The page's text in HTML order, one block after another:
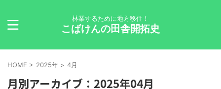
林業するために地方移住！
こばけんの田舎開拓史
HOME > 2025年 > 4月
月別アーカイブ：2025年04月